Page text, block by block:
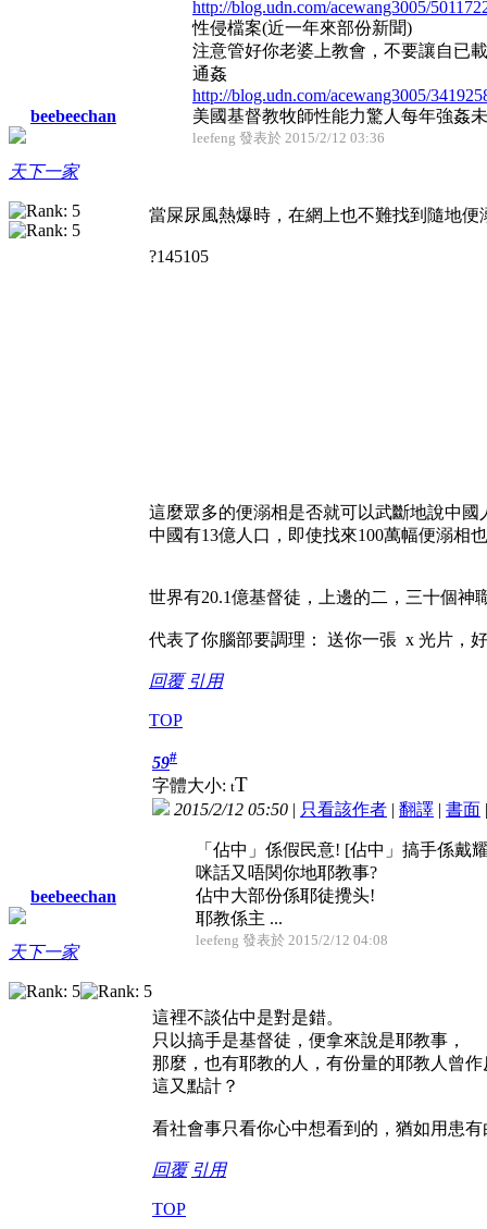
beebeechan
天下一家
http://blog.udn.com/acewang3005/
性侵檔案(近一年來部份新聞)
注意管好你老婆上教會，不要讓自已
通姦
http://blog.udn.com/acewang3005/
美國基督教牧師性能力驚人每年強姦
leefeng 發表於 2015/2/12 03:36
當屎尿風熱爆時，在網上也不難找到隨地便
?145105
這麼眾多的便溺相是否就可以武斷地說中國
中國有13億人口，即使找來100萬幅便溺相
世界有20.1億基督徒，上邊的二，三十個神
代表了你腦部要調理： 送你一張 x 光片，
回覆 引用
TOP
beebeechan
天下一家
59#
字體大小: tT
2015/2/12 05:50 | 只看該作者 | 翻譯 | 書面
「佔中」係假民意! [佔中」搞手係戴
咪話又唔関你地耶教事?
佔中大部份係耶徒攪头!
耶教係主 ...
leefeng 發表於 2015/2/12 04:08
這裡不談佔中是對是錯。
只以搞手是基督徒，便拿來說是耶教事，
那麼，也有耶教的人，有份量的耶教人曾
這又點計？
看社會事只看你心中想看到的，猶如用患
回覆 引用
TOP